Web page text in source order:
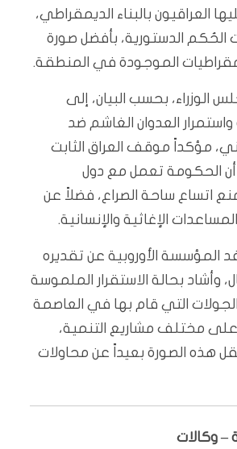
العراقيون بالبناء الديمقراطي،
الدستورية، بأفضل صورة
الموجودة في المنطقة.
الوزراء، بحسب البيان، إلى
العدوان الغاشم ضد
مؤكداً موقف العراق الثابت
أن الحكومة تعمل مع دول
اتساع ساحة الصراع، فضلاً عن
الإغاثية والإنسانية.
المؤسسة الأوروبية عن تقديره
وأشاد بحالة الاستقرار الملموسة
التي قام بها في العاصمة
على مختلف مشاريع التنمية،
هذه الصورة بعيداً عن محاولات
– وكالات